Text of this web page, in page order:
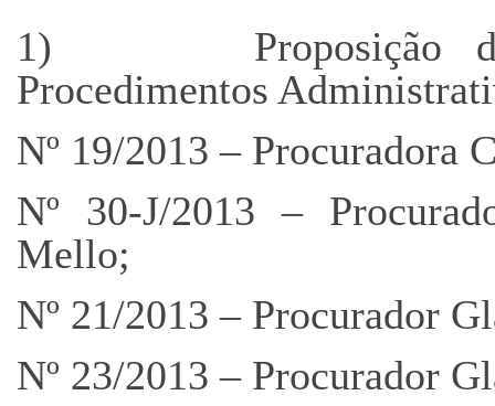
1) Proposição de
Procedimentos
Nº 19/2013 – Procuradora
Nº 30-J/2013 –
Mello;
Nº 21/2013 – Procurador
Nº 23/2013 – Procurador